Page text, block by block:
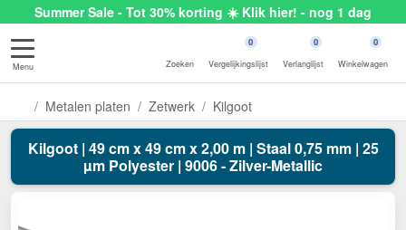
Summer Sale - Tot 30% korting ☀️ Klik hier! - nog 1 dag
Menu Zoeken
0
Vergelijkingslijst
0
Verlanglijst
0
Winkelwagen
Metalen platen Zetwerk Kilgoot
Kilgoot | 49 cm x 49 cm x 2,00 m | Staal 0,75 mm | 25
µm Polyester | 9006 - Zilver-Metallic